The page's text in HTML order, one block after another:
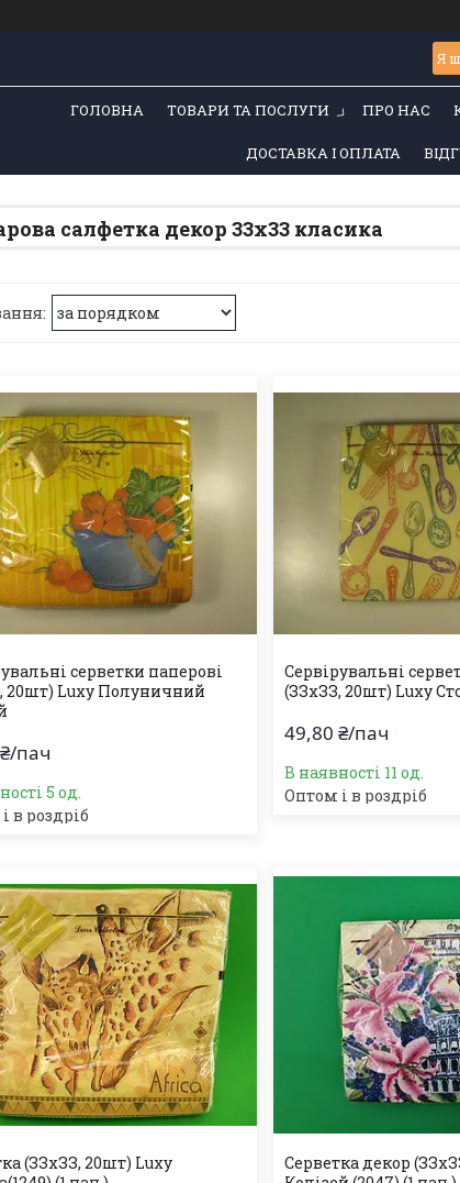
ГОЛОВНА ТОВАРИ ТА ПОСЛУГИ ПРО НАС
ДОСТАВКА І ОПЛАТА
салфетка декор 33х33 класика
серветки паперові
20шт) Luxy Полуничний
пач
5 од.
в роздріб
Сервірувальні
(ЗЗхЗЗ, 20шт) Luxy
49,80 ₴/пач
В наявності 11 од.
Оптом і в роздріб
(ЗЗхЗЗ, 20шт) Luxy
Серветка декор